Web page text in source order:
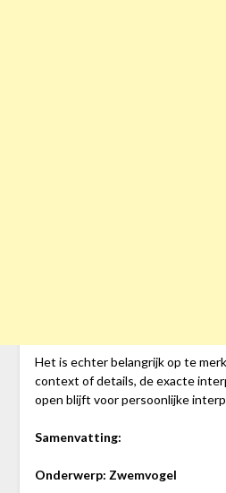
Het is echter belangrijk op te
context of details, de exacte
open blijft voor persoonlijke
Samenvatting:
Onderwerp: Zwemvogel